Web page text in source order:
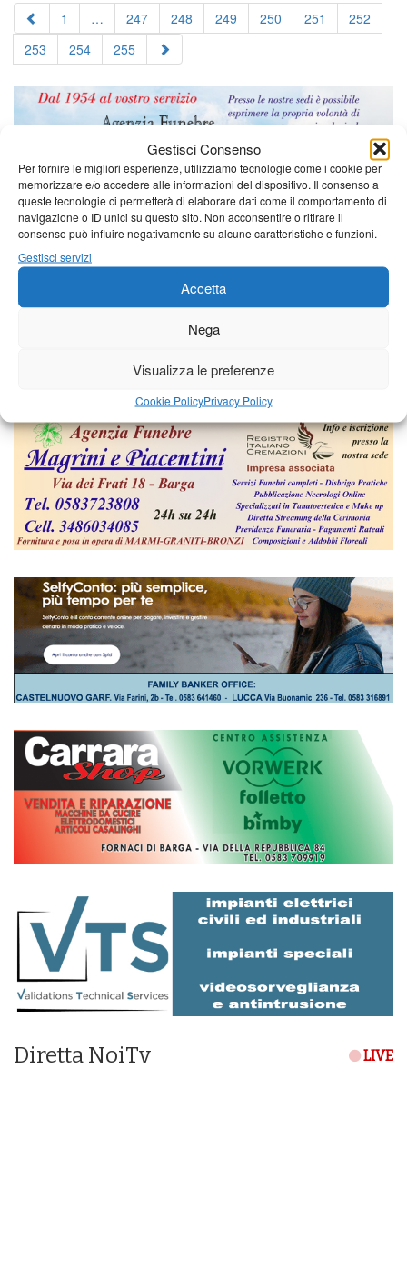
Gestisci Consenso
Per fornire le migliori esperienze, utilizziamo tecnologie come i cookie per
memorizzare e/o accedere alle informazioni del dispositivo. Il consenso a
queste tecnologie ci permetterà di elaborare dati come il comportamento di
navigazione o ID unici su questo sito. Non acconsentire o ritirare il
consenso può influire negativamente su alcune caratteristiche e funzioni.
Gestisci servizi
Accetta
Nega
Visualizza le preferenze
Cookie PolicyPrivacy Policy
1 … 247 248 249 250 251
252
253
254 255
Diretta NoiTv LIVE